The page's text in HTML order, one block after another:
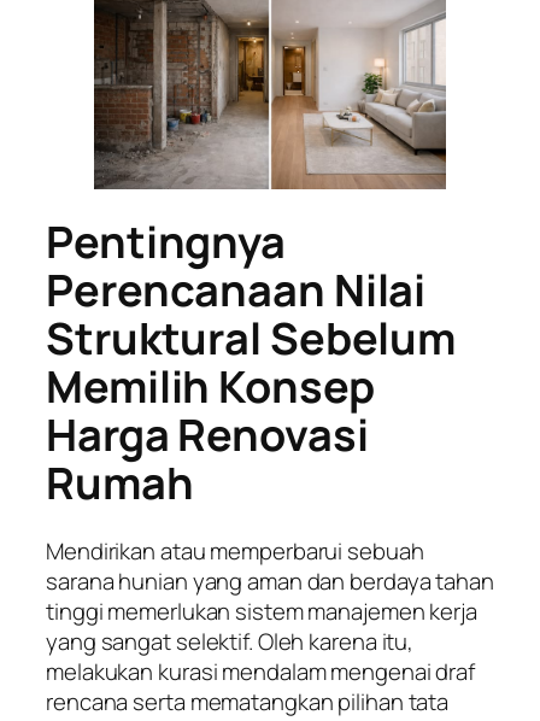
Pentingnya
Perencanaan Nilai
Struktural Sebelum
Memilih Konsep
Harga Renovasi
Rumah
Mendirikan atau memperbarui sebuah
sarana hunian yang aman dan berdaya tahan
tinggi memerlukan sistem manajemen kerja
yang sangat selektif. Oleh karena itu,
melakukan kurasi mendalam mengenai draf
rencana serta mematangkan pilihan tata